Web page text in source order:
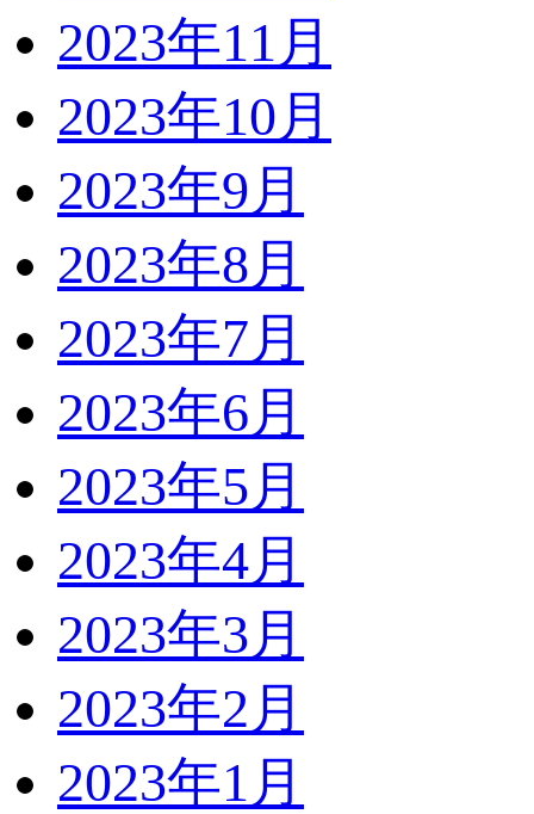
2023年11月
2023年10月
2023年9月
2023年8月
2023年7月
2023年6月
2023年5月
2023年4月
2023年3月
2023年2月
2023年1月